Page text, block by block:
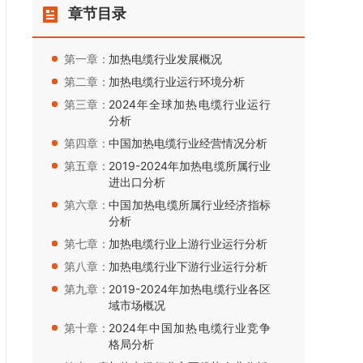
章节目录
第一章： 加热电缆行业发展概况
第二章： 加热电缆行业运行环境分析
第三章： 2024年全球加热电缆行业运行
分析
第四章：中国加热电缆行业经营情况分析
第五章： 2019-2024年加热电缆所属行业
进出口分析
第六章：中国加热电缆所属行业经济指标
分析
第七章： 加热电缆行业上游行业运行分析
第八章： 加热电缆行业下游行业运行分析
第九章： 2019-2024年加热电缆行业各区
域市场概况
第十章： 2024年中国加热电缆行业竞争
格局分析